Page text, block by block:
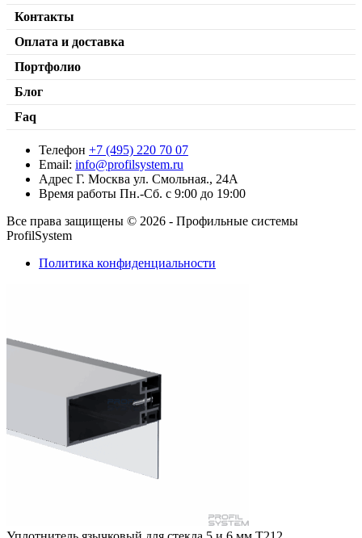
Контакты
Оплата и доставка
Портфолио
Блог
Faq
Телефон +7 (495) 220 70 07
Email: info@profilsystem.ru
Адрес Г. Москва ул. Смольная., 24А
Время работы Пн.-Сб. с 9:00 до 19:00
Все права защищены © 2026 - Профильные системы
ProfilSystem
Политика конфиденциальности